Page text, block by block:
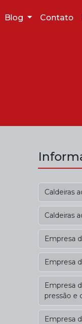
Blog Contato
Caldeiras
Caldeiras
Empresa
Empresa
Empresa
pressão e
Empresa